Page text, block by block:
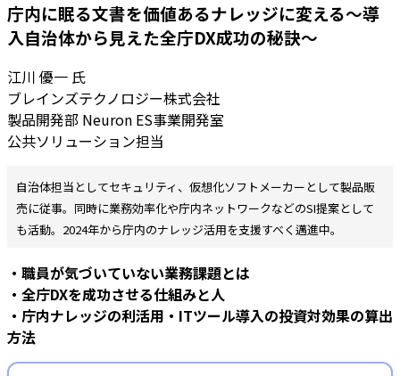
庁内に眠る文書を価値あるナレッジに変える〜導
入自治体から見えた全庁DX成功の秘訣〜
江川 優一 氏
ブレインズテクノロジー株式会社
製品開発部 Neuron ES事業開発室
公共ソリューション担当
自治体担当としてセキュリティ、仮想化ソフトメーカーとして製品販
売に従事。同時に業務効率化や庁内ネットワークなどのSI提案として
も活動。2024年から庁内のナレッジ活用を支援すべく邁進中。
・職員が気づいていない業務課題とは
・全庁DXを成功させる仕組みと人
・庁内ナレッジの利活用 ・ITツール導入の投資対効果の算出
方法